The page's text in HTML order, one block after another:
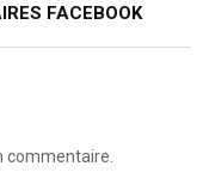
FACEBOOK
commentaire.